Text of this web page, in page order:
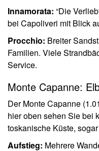
Innamorata: “Die
bei Capoliveri mit Blick
Procchio: Breiter
Familien. Viele
Service.
Monte Capanne:
Der Monte Capanne
hier oben sehen Sie bei
toskanische Küste,
Aufstieg: Mehrere